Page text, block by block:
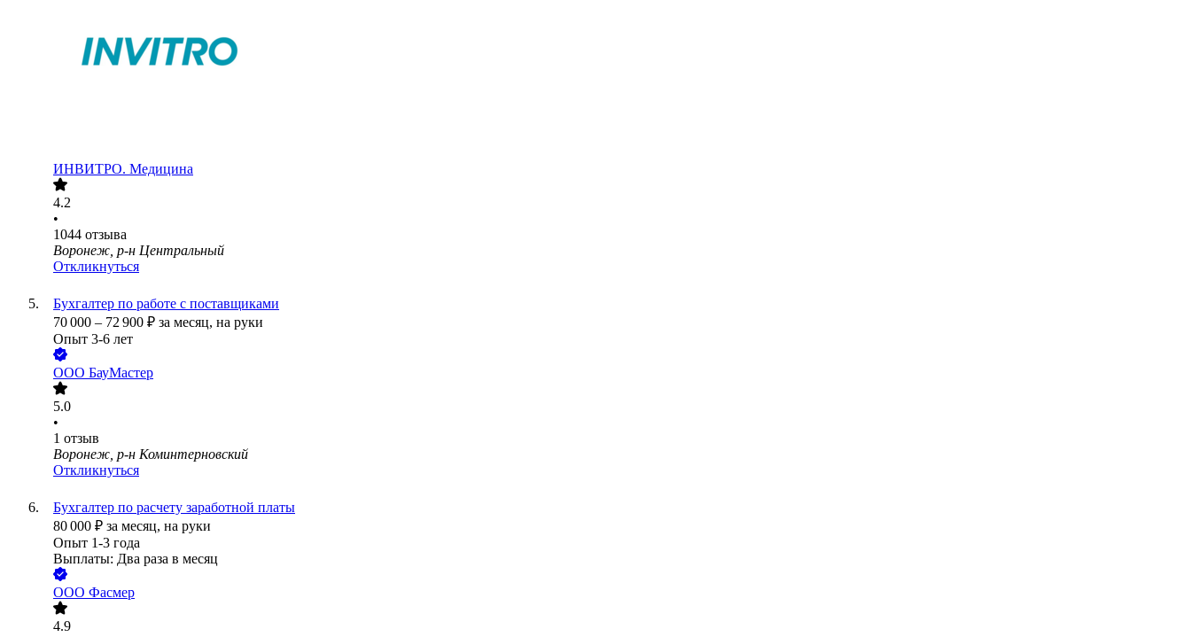
ИНВИТРО. Медицина
4.2
•
1044 отзыва
Воронеж, р-н Центральный
Откликнуться
Бухгалтер по работе с поставщиками
70 000 – 72 900 ₽ за месяц, на руки
Опыт 3-6 лет
ООО БауМастер
5.0
•
1 отзыв
Воронеж, р-н Коминтерновский
Откликнуться
Бухгалтер по расчету заработной платы
80 000 ₽ за месяц, на руки
Опыт 1-3 года
Выплаты: Два раза в месяц
ООО Фасмер
4.9